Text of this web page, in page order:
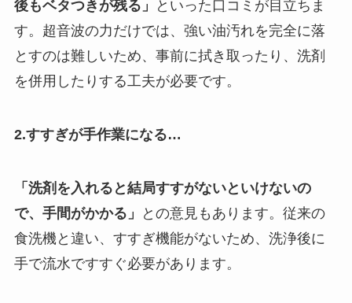
後もベタつきが残る」
といった口コミが目立ちま
す。超音波の力だけでは、強い油汚れを完全に落
とすのは難しいため、事前に拭き取ったり、洗剤
を併用したりする工夫が必要です。
2.すすぎが手作業になる…
「洗剤を入れると結局すすがないといけないの
で、手間がかかる」
との意見もあります。従来の
食洗機と違い、すすぎ機能がないため、洗浄後に
手で流水ですすぐ必要があります。